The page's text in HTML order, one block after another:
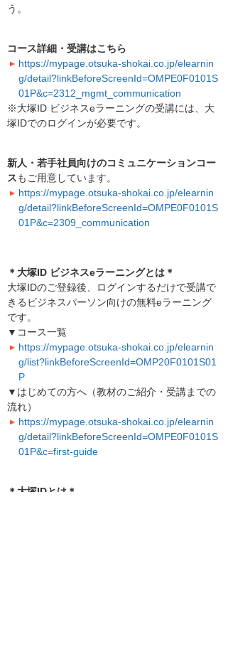
う。
コース詳細・受講はこちら
https://mypage.otsuka-shokai.co.jp/elearnin
g/detail?linkBeforeScreenId=OMPE0F0101S
01P&c=2312_mgmt_communication
※大塚ID ビジネスeラーニングの受講には、大
塚IDでのログインが必要です。
新人・若手社員向けのコミュニケーションコー
スもご用意しています。
https://mypage.otsuka-shokai.co.jp/elearnin
g/detail?linkBeforeScreenId=OMPE0F0101S
01P&c=2309_communication
＊大塚ID ビジネスeラーニングとは＊
大塚IDのご登録後、ログインするだけで受講で
きるビジネスパーソン向けの無料eラーニング
です。
▼コース一覧
https://mypage.otsuka-shokai.co.jp/elearnin
g/list?linkBeforeScreenId=OMP20F0101S01
P
▼はじめての方へ（教材のご紹介・受講までの
流れ）
https://mypage.otsuka-shokai.co.jp/elearnin
g/detail?linkBeforeScreenId=OMPE0F0101S
01P&c=first-guide
＊大塚IDとは＊